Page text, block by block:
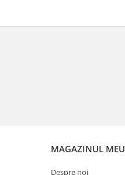
MAGAZINUL MEU
Despre noi